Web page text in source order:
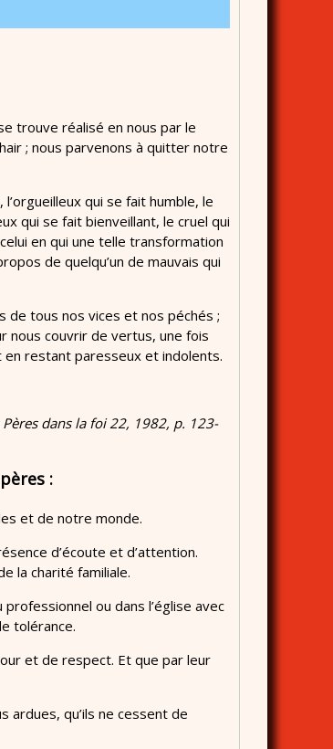
trouve réalisé en nous par le
; nous parvenons à quitter notre
qui se fait humble, le
qui se fait bienveillant, le cruel qui
en qui une telle transformation
de quelqu’un de mauvais qui
de tous nos vices et nos péchés ;
nous couvrir de vertus, une fois
restant paresseux et indolents.
dans la foi 22, 1982, p. 123-
:
et de notre monde.
d’écoute et d’attention.
la charité familiale.
ou dans l’église avec
tolérance.
et de respect. Et que par leur
ardues, qu’ils ne cessent de